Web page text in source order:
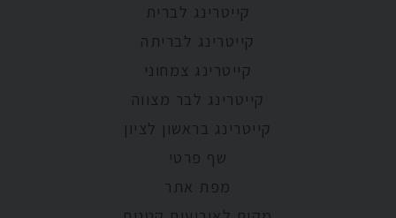
קייטרינג לברית
קייטרינג לבריתה
קייטרינג צמחוני
קייטרינג לבר מצווה
קייטרינג בראשון לציון
שף פרטי
מפת אתר